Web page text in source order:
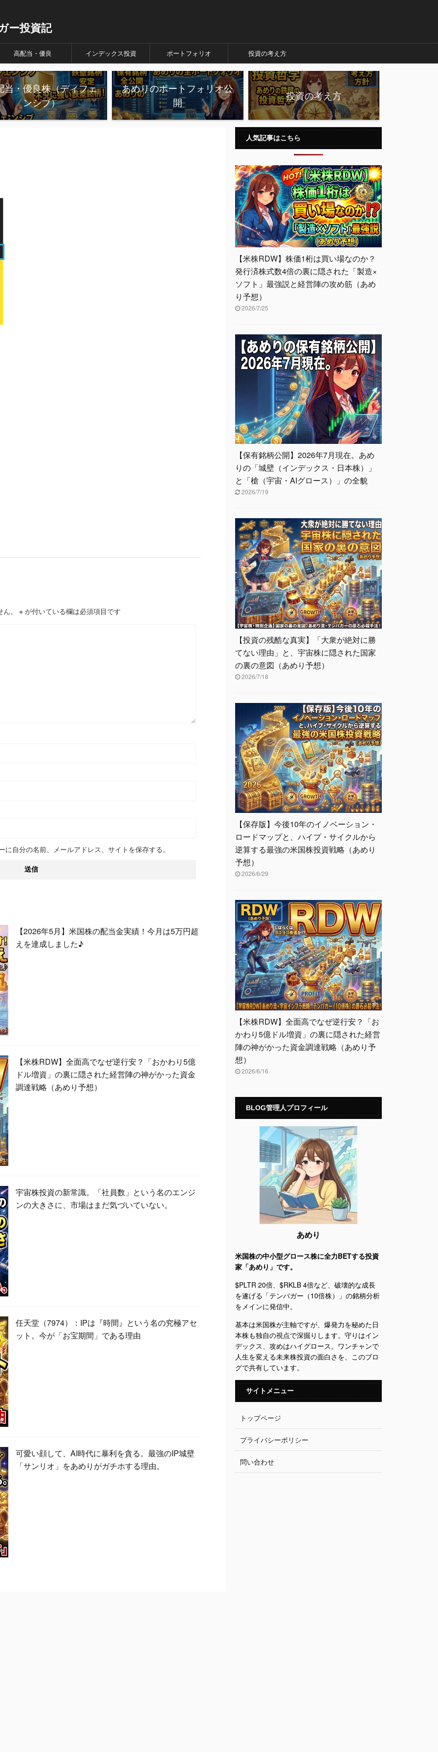
ー投資記
高配当・優良 インデックス投資 ポートフォリオ 投資の考え方
当・優良株（ディフェ
ンシブ）
あめりのポートフォリオ公
開
投資の考え方
。 ※ が付いている欄は必須項目です
自分の名前、メールアドレス、サイトを保存する。
【2026年5月】米国株の配当金実績！今月は5万円超
えを達成しました♪
【米株RDW】全面高でなぜ逆行安？「おかわり5億
ドル増資」の裏に隠された経営陣の神がかった資金
調達戦略（あめり予想）
宇宙株投資の新常識。「社員数」という名のエンジ
ンの大きさに、市場はまだ気づいていない。
任天堂（7974）：IPは『時間』という名の究極アセ
ット。今が「お宝期間」である理由
可愛い顔して、AI時代に暴利を貪る。最強のIP城壁
「サンリオ」をあめりがガチホする理由。
人気記事はこちら
【米株RDW】株価1桁は買い場なのか？
発行済株式数4倍の裏に隠された「製造×
ソフト」最強説と経営陣の攻め筋（あめ
り予想）
2026/7/25
【保有銘柄公開】2026年7月現在。あめ
りの「城壁（インデックス・日本株）」
と「槍（宇宙・AIグロース）」の全貌
2026/7/19
【投資の残酷な真実】「大衆が絶対に勝
てない理由」と、宇宙株に隠された国家
の裏の意図（あめり予想）
2026/7/18
【保存版】今後10年のイノベーション・
ロードマップと、ハイプ・サイクルから
逆算する最強の米国株投資戦略（あめり
予想）
2026/6/29
【米株RDW】全面高でなぜ逆行安？「お
かわり5億ドル増資」の裏に隠された経営
陣の神がかった資金調達戦略（あめり予
想）
2026/6/16
BLOG管理人プロフィール
あめり
米国株の中小型グロース株に全力BETする投資
家「あめり」です。
$PLTR 20倍、$RKLB 4倍など、破壊的な成長
を遂げる「テンバガー（10倍株）」の銘柄分析
をメインに発信中。
基本は米国株が主軸ですが、爆発力を秘めた日
本株も独自の視点で深掘りします。守りはイン
デックス、攻めはハイグロース。ワンチャンで
人生を変える未来株投資の面白さを、このブロ
グで共有しています。
サイトメニュー
トップページ
プライバシーポリシー
問い合わせ